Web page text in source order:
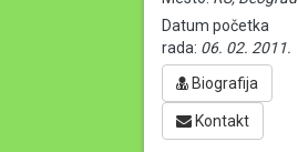
Datum početka
rada: 06. 02. 2011.
Biografija
Kontakt